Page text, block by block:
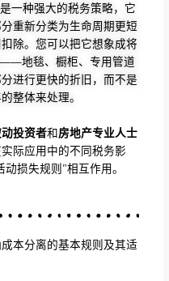
是一种强大的税务策略，它
重新分类为生命周期更短
除。您可以把它想象成将
——地毯、橱柜、专用管道
进行更快的折旧，而不是
整体来处理。
投资者和房地产专业人士
际应用中的不同税务影
损失规则”相互作用。
本分离的基本规则及其适